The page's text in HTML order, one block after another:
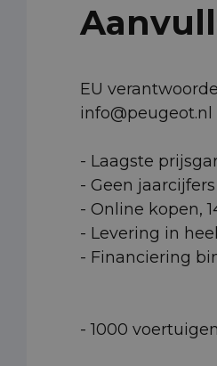
EU
info@peugeot.nl
- Laagste
- Geen
- Online kopen,
- Levering in
- Financiering
- 1000